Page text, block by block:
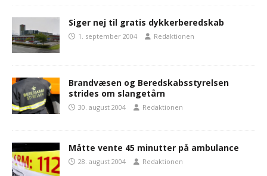
Siger nej til gratis dykkerberedskab
1. september 2004 Redaktionen
Brandvæsen og Beredskabsstyrelsen
strides om slangetårn
30. august 2004 Redaktionen
Måtte vente 45 minutter på ambulance
28. august 2004 Redaktionen